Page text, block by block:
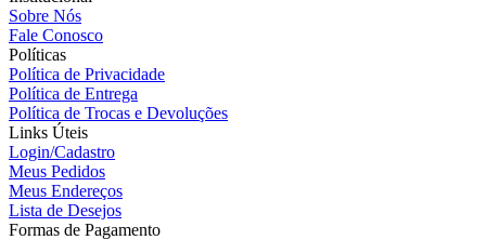
Sobre Nós
Fale Conosco
Políticas
Política de Privacidade
Política de Entrega
Política de Trocas e Devoluções
Links Úteis
Login/Cadastro
Meus Pedidos
Meus Endereços
Lista de Desejos
Formas de Pagamento